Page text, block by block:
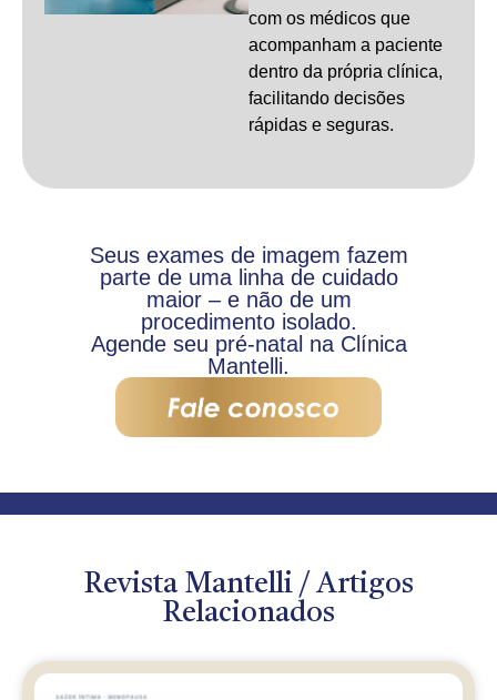
com os médicos que
acompanham a paciente
dentro da própria clínica,
facilitando decisões
rápidas e seguras.
Seus exames de imagem fazem
parte de uma linha de cuidado
maior – e não de um
procedimento isolado.
Agende seu pré-natal na Clínica
Mantelli.
Revista Mantelli / Artigos
Relacionados